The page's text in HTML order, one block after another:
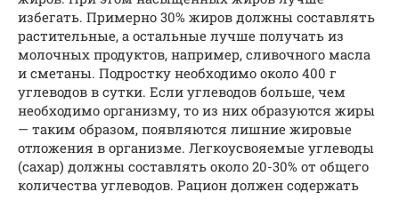
избегать. Примерно 30% жиров должны составлять
растительные, а остальные лучше получать из
молочных продуктов, например, сливочного масла
и сметаны. Подростку необходимо около 400 г
углеводов в сутки. Если углеводов больше, чем
необходимо организму, то из них образуются жиры
— таким образом, появляются лишние жировые
отложения в организме. Легкоусвояемые углеводы
(сахар) должны составлять около 20-30% от общего
количества углеводов. Рацион должен содержать